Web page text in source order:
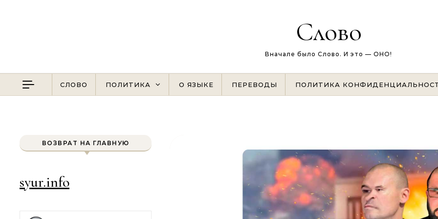
Слово
Вначале было Слово. И это — ОНО!
СЛОВО ПОЛИТИКА О ЯЗЫКЕ ПЕРЕВОДЫ ПОЛИТИКА
ВОЗВРАТ НА ГЛАВНУЮ
syur.info